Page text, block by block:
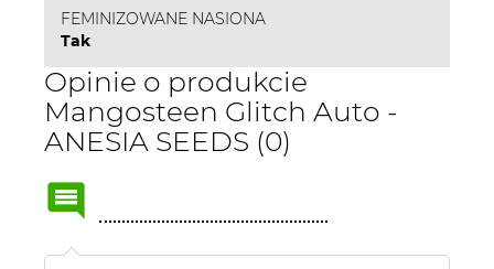
FEMINIZOWANE NASIONA
Tak
Opinie o produkcie
Mangosteen Glitch Auto -
ANESIA SEEDS (0)